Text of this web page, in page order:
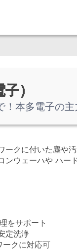
）
！本多電子の
ークに付いた塵や
ンウェーハや ハ
をサポート
定洗浄
ークに対応可